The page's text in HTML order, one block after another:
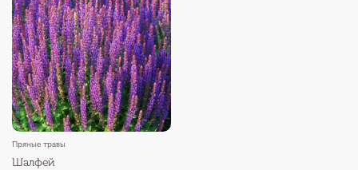
Пряные травы
Шалфей